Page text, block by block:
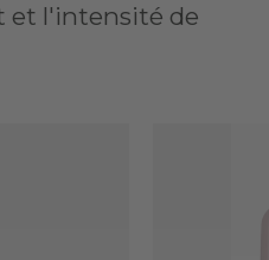
et l'intensité de